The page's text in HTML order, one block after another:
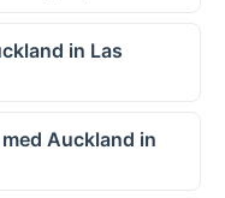
in Las
Auckland in